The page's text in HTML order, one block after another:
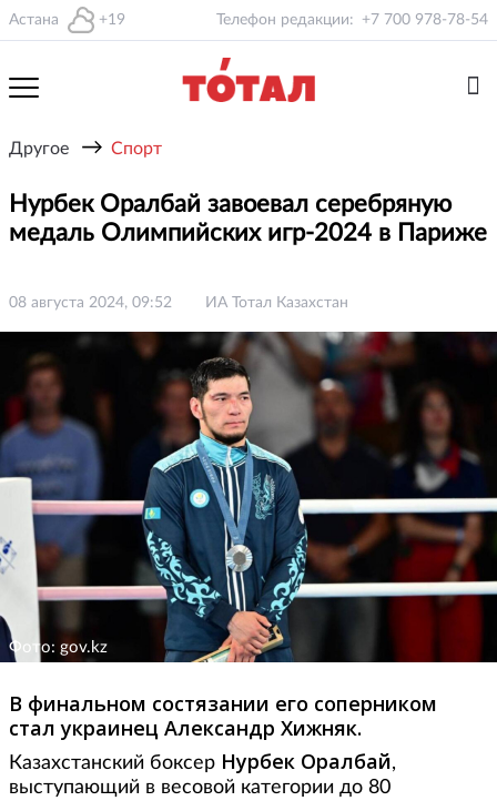
Астана +19 Телефон редакции: +7 700 978-78-54
Другое → Спорт
Нурбек Оралбай завоевал серебряную
медаль Олимпийских игр-2024 в Париже
08 августа 2024, 09:52 ИА Тотал Казахстан
Фото: gov.kz
В финальном состязании его соперником
стал украинец Александр Хижняк.
Казахстанский боксер Нурбек Оралбай,
выступающий в весовой категории до 80